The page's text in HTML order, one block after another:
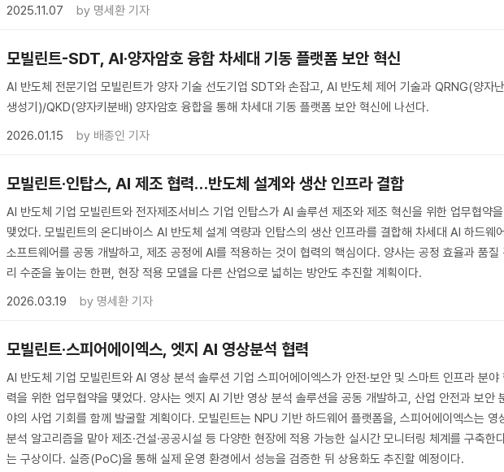
2025.11.07
by 명세환 기자
모빌린트-SDT, AI·양자암호 융합 차세대 기동 플랫폼 보안 혁신
AI 반도체 전문기업 모빌린트가 양자 기술 선도기업 SDT와 손잡고, AI 반도체 제어 기술과 QRNG(양자
생성기)/QKD(양자키분배) 양자암호 융합을 통해 차세대 기동 플랫폼 보안 혁신에 나선다.
2026.01.15
by 배종인 기자
모빌린트·인탑스, AI 제조 협력…반도체 설계와 생산 인프라 결합
AI 반도체 기업 모빌린트와 전자제조서비스 기업 인탑스가 AI 솔루션 제조와 제조 혁신을 위한 업무협약을
맺었다. 모빌린트의 온디바이스 AI 반도체 설계 역량과 인탑스의 생산 인프라를 결합해 차세대 AI 하드웨
소프트웨어를 공동 개발하고, 제조 공정에 AI를 적용하는 것이 협력의 핵심이다. 양사는 공정 효율과 품질
리 수준을 높이는 한편, 현장 적용 모델을 다른 산업으로 넓히는 방안도 추진할 계획이다.
2026.03.19
by 명세환 기자
모빌린트·스피어에이엑스, 엣지 AI 영상분석 협력
AI 반도체 기업 모빌린트와 AI 영상 분석 솔루션 기업 스피어에이엑스가 안전·보안 및 스마트 인프라 분야
력을 위한 업무협약을 맺었다. 양사는 엣지 AI 기반 영상 분석 솔루션을 공동 개발하고, 산업 안전과 보안
야의 사업 기회를 함께 발굴할 계획이다. 모빌린트는 NPU 기반 하드웨어 플랫폼을, 스피어에이엑스는 영
분석 알고리즘을 맡아 제조·건설·공공시설 등 다양한 현장에 적용 가능한 실시간 모니터링 체계를 구축한
는 구상이다. 실증(PoC)을 통해 실제 운영 환경에서 성능을 검증한 뒤 상용화도 추진할 예정이다.